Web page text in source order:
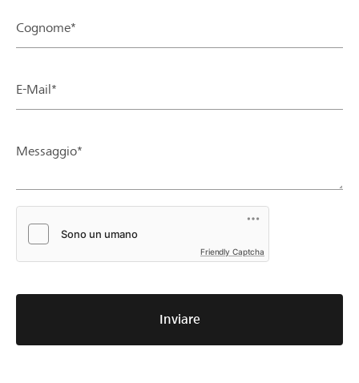
Cognome*
E-Mail*
Messaggio*
Friendly Captcha
Inviare